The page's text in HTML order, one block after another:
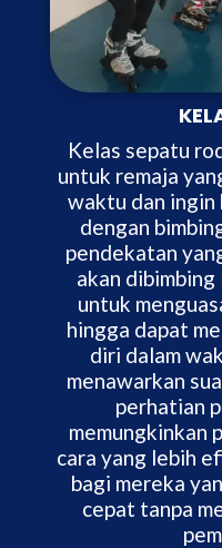
Kelas sepatu
untuk remaja
waktu dan
dengan
pendekatan
akan
untuk
hingga dapat
diri dalam
menawarkan
perhatian
memungkinkan
cara yang lebih
bagi mereka
cepat tanpa